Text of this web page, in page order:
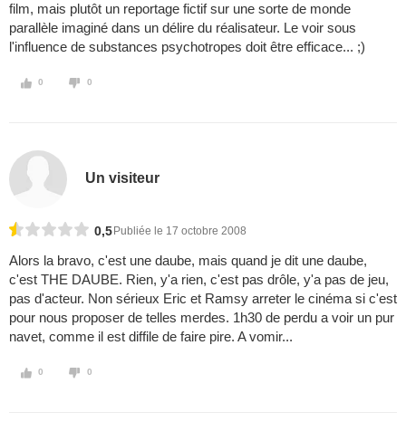
film, mais plutôt un reportage fictif sur une sorte de monde
parallèle imaginé dans un délire du réalisateur. Le voir sous
l'influence de substances psychotropes doit être efficace... ;)
0 0
Un visiteur
0,5 Publiée le 17 octobre 2008
Alors la bravo, c'est une daube, mais quand je dit une daube,
c'est THE DAUBE. Rien, y'a rien, c'est pas drôle, y'a pas de jeu,
pas d'acteur. Non sérieux Eric et Ramsy arreter le cinéma si c'est
pour nous proposer de telles merdes. 1h30 de perdu a voir un pur
navet, comme il est diffile de faire pire. A vomir...
0 0